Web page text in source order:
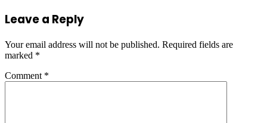
Leave a Reply
Your email address will not be published. Required fields are
marked *
Comment *